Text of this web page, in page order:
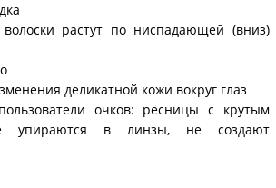
растут по ниспадающей (вниз)
деликатной кожи вокруг глаз
очков: ресницы с крутым
упираются в линзы, не создают